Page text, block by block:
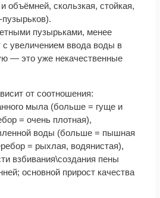
объёмней, скользкая, стойкая,
пузырьками, менее
с увеличением ввода воды в
— это уже некачественные
от соотношения:
мыла (больше = гуще и
= очень плотная),
воды (больше = пышная
= рыхлая, водянистая),
взбивания\создания пены
основной прирост качества